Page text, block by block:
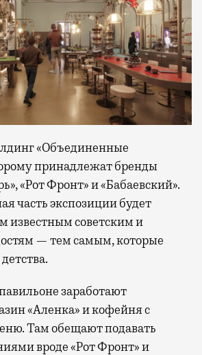
«Объединенные
принадлежат бренды
«Рот Фронт» и «Бабаевский».
часть экспозиции будет
известным советским и
— тем самым, которые
заработают
«Аленка» и кофейня с
Там обещают подавать
вроде «Рот Фронт» и